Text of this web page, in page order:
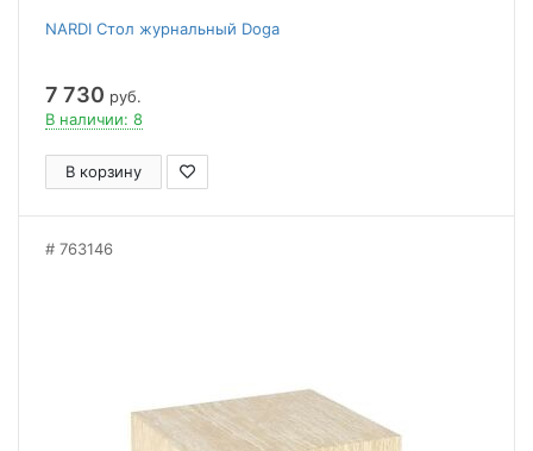
NARDI Стол журнальный Doga
7 730 руб.
В наличии: 8
В корзину
763146